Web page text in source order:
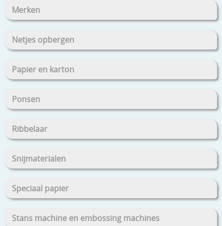
Merken
Netjes opbergen
Papier en karton
Ponsen
Ribbelaar
Snijmaterialen
Speciaal papier
Stans machine en embossing machines